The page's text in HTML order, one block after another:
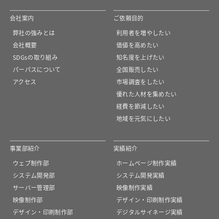
会社案内
弊社の強みとは
会社概要
SDGsの取り組み
パーパスについて
アクセス
ご依頼目的
利用者を増やしたい
価値を高めたい
知名度を上げたい
全国販売したい
市場調査をしたい
優れた人材を集めたい
経費を節減したい
地域を元気にしたい
事業部紹介
ウェブ制作部
システム開発部
サーバー管理部
映像制作部
デザイン・印刷制作部
実績紹介
ホームページ制作実績
システム開発実績
映像制作実績
デザイン・印刷制作実績
デジタルサイネージ実績